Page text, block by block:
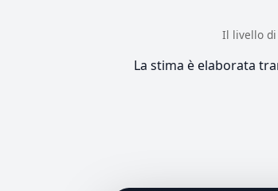
Il livello
La stima è elaborata